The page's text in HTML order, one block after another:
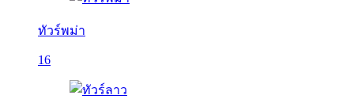
ทัวร์พม่า
16